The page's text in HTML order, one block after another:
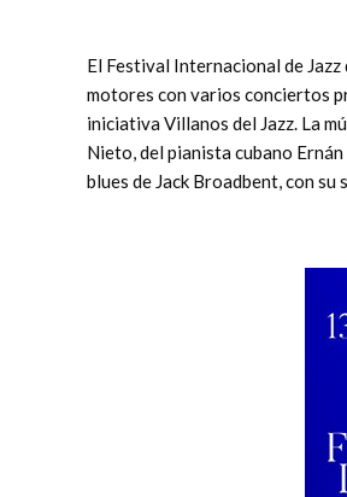
El Festival Internacional de
motores con varios conciertos
iniciativa Villanos del Jazz. La
Nieto, del pianista cubano
blues de Jack Broadbent, con